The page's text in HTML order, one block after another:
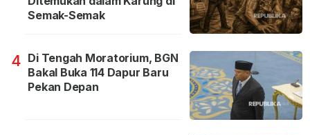
Semak-Semak
4 Di Tengah Moratorium, BGN
Bakal Buka 114 Dapur Baru
Pekan Depan